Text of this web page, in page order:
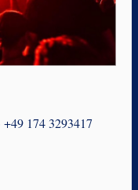
+49 174 3293417